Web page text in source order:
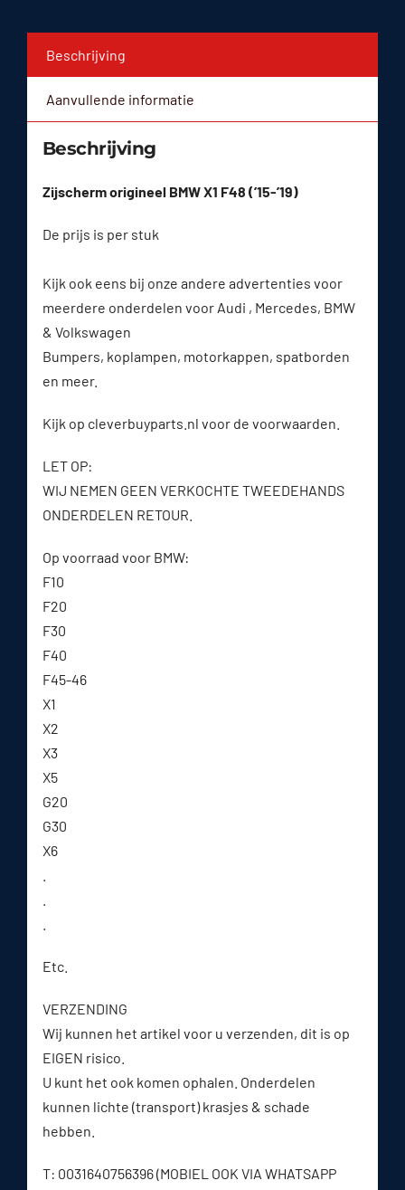
Beschrijving
Aanvullende informatie
Beschrijving
Zijscherm origineel BMW X1 F48 (’15-’19)
De prijs is per stuk
Kijk ook eens bij onze andere advertenties voor
meerdere onderdelen voor Audi , Mercedes, BMW
& Volkswagen
Bumpers, koplampen, motorkappen, spatborden
en meer.
Kijk op cleverbuyparts.nl voor de voorwaarden.
LET OP:
WIJ NEMEN GEEN VERKOCHTE TWEEDEHANDS
ONDERDELEN RETOUR.
Op voorraad voor BMW:
F10
F20
F30
F40
F45-46
X1
X2
X3
X5
G20
G30
X6
Etc.
VERZENDING
Wij kunnen het artikel voor u verzenden, dit is op
EIGEN risico.
U kunt het ook komen ophalen. Onderdelen
kunnen lichte (transport) krasjes & schade
hebben.
T: 0031640756396 (MOBIEL OOK VIA WHATSAPP